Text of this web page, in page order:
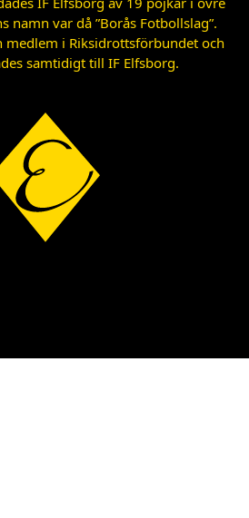
namn var då ”Borås Fotbollslag”.
medlem i Riksidrottsförbundet och
samtidigt till IF Elfsborg.